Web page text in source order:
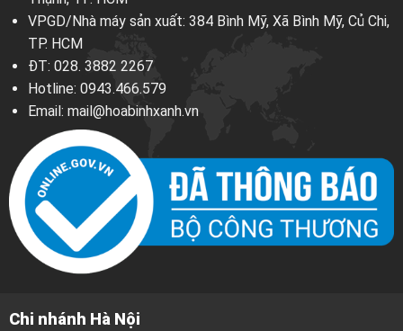
VPGD/Nhà máy sản xuất: 384 Bình Mỹ, Xã Bình Mỹ, Củ Chi,
TP. HCM
ĐT: 028. 3882 2267
Hotline: 0943.466.579
Email: mail@hoabinhxanh.vn
Chi nhánh Hà Nội